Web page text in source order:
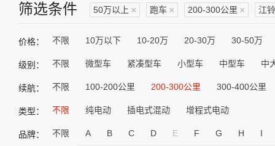
筛选条件 50万以上 × 跑车 × 200-300公里 × 江
价格： 不限 10万以下 10-20万 20-30万 30-50万
级别： 不限 微型车 紧凑型车 小型车 中型车 中
续航： 不限 100-200公里 200-300公里 300-400公里
类型： 不限 纯电动 插电式混动 增程式电动
品牌： 不限 A B C D E F G H I